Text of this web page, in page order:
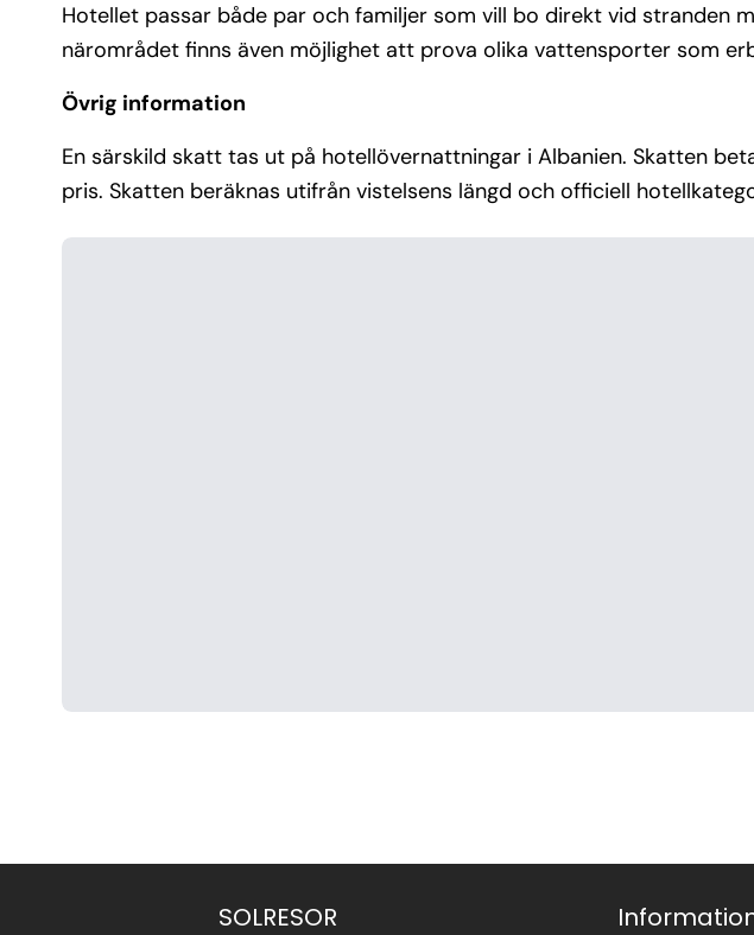
Hotellet passar både par och familjer som vill bo direkt vid stranden
närområdet finns även möjlighet att prova olika vattensporter som
Övrig information
En särskild skatt tas ut på hotellövernattningar i Albanien. Skatten
pris. Skatten beräknas utifrån vistelsens längd och officiell
SOLRESOR